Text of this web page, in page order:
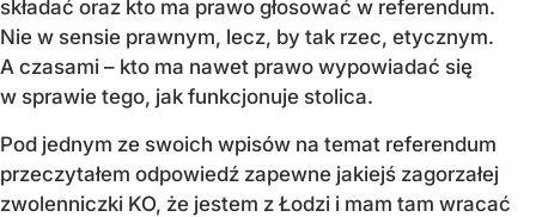
składać oraz kto ma prawo głosować w referendum.
Nie w sensie prawnym, lecz, by tak rzec, etycznym.
A czasami – kto ma nawet prawo wypowiadać się
w sprawie tego, jak funkcjonuje stolica.
Pod jednym ze swoich wpisów na temat referendum
przeczytałem odpowiedź zapewne jakiejś zagorzałej
zwolenniczki KO, że jestem z Łodzi i mam tam wracać